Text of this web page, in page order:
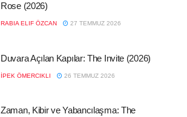
Rose (2026)
RABIA ELIF ÖZCAN 27 TEMMUZ 2026
Duvara Açılan Kapılar: The Invite (2026)
İPEK ÖMERCIKLI 26 TEMMUZ 2026
Zaman, Kibir ve Yabancılaşma: The